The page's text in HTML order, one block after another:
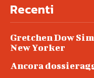
Recenti
Gretchen Dow
New Yorker
Ancora